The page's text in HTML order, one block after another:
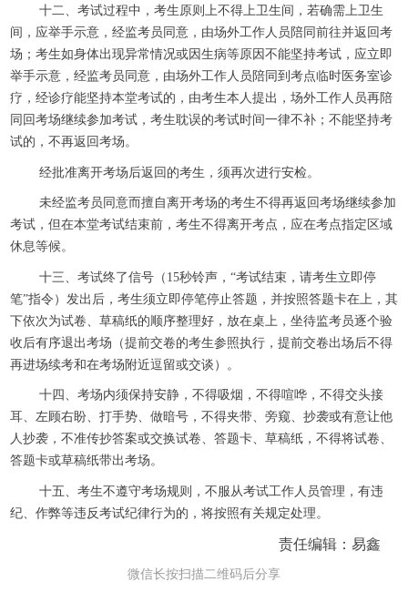
十二、考试过程中，考生原则上不得上卫生间，若确需上卫生
间，应举手示意，经监考员同意，由场外工作人员陪同前往并返回考
场；考生如身体出现异常情况或因生病等原因不能坚持考试，应立即
举手示意，经监考员同意，由场外工作人员陪同到考点临时医务室诊
疗，经诊疗能坚持本堂考试的，由考生本人提出，场外工作人员再陪
同回考场继续参加考试，考生耽误的考试时间一律不补；不能坚持考
试的，不再返回考场。
经批准离开考场后返回的考生，须再次进行安检。
未经监考员同意而擅自离开考场的考生不得再返回考场继续参加
考试，但在本堂考试结束前，考生不得离开考点，应在考点指定区域
休息等候。
十三、考试终了信号（15秒铃声，“考试结束，请考生立即停
笔”指令）发出后，考生须立即停笔停止答题，并按照答题卡在上，其
下依次为试卷、草稿纸的顺序整理好，放在桌上，坐待监考员逐个验
收后有序退出考场（提前交卷的考生参照执行，提前交卷出场后不得
再进场续考和在考场附近逗留或交谈）。
十四、考场内须保持安静，不得吸烟，不得喧哗，不得交头接
耳、左顾右盼、打手势、做暗号，不得夹带、旁窥、抄袭或有意让他
人抄袭，不准传抄答案或交换试卷、答题卡、草稿纸，不得将试卷、
答题卡或草稿纸带出考场。
十五、考生不遵守考场规则，不服从考试工作人员管理，有违
纪、作弊等违反考试纪律行为的，将按照有关规定处理。
责任编辑：易鑫
微信长按扫描二维码后分享